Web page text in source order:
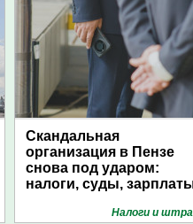
Скандальная
организация в Пензе
снова под ударом:
налоги, суды,
Налоги и